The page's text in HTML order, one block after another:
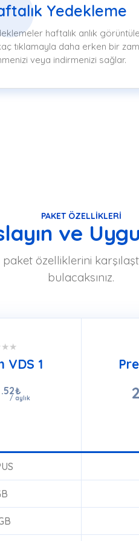
Yedekleme
haftalık anlık
tıklamayla daha erken bir
veya indirmenizi sağlar.
PAKET ÖZELLIKLERI
ve
özelliklerini
bulacaksınız.
VDS 1
.52₺
/ aylık